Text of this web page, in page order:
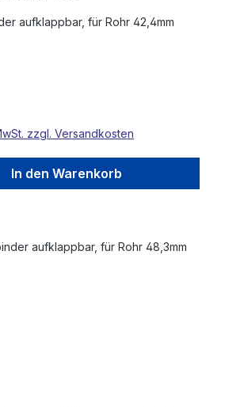
aufklappbar, für Rohr 42,4mm
zzgl. Versandkosten
In den Warenkorb